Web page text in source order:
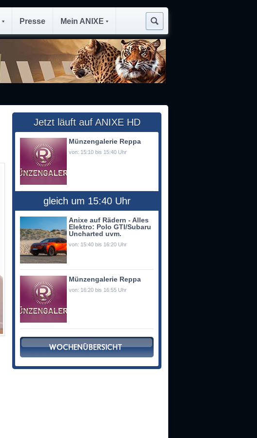
Presse Mein ANIXE
Jetzt läuft auf ANIXE HD
Münzengalerie Reppa
von: 15:10 bis 15:40 Uhr
gleich um 15:40 Uhr
Anixe auf Rädern - Alles
Elektro: Polo GTI/Subaru
Uncharted uvm.
von: 15:40 bis 16:20 Uhr
Münzengalerie Reppa
von: 16:20 bis 16:55 Uhr